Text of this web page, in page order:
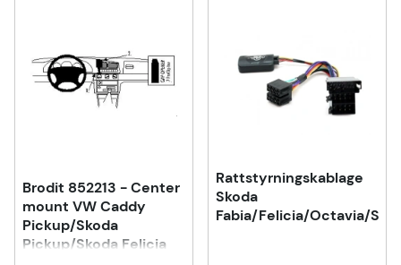
Brodit 852213 - Center
mount VW Caddy
Pickup/Skoda
Pickup/Skoda Felicia
Rattstyrningskablage
Skoda
Fabia/Felicia/Octavia/